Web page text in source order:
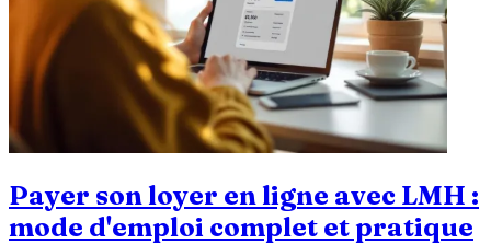
Payer son loyer en ligne avec LMH :
mode d'emploi complet et pratique